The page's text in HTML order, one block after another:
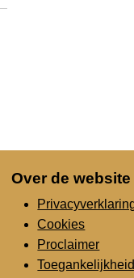
Over de website
Cookies
Proclaimer